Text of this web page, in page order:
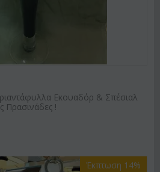
Εκουαδόρ & Σπέσιαλ
Πρασινάδες !
Έκπτωση 14%